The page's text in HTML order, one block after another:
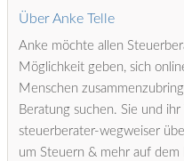
Über Anke Telle
Anke möchte allen
Möglichkeit geben, sich
Menschen
Beratung suchen. Sie und
steuerberater-wegweiser
um Steuern & mehr auf dem